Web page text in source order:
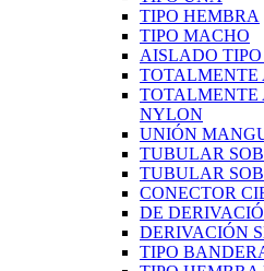
TIPO HEMBRA
TIPO MACHO
AISLADO TIPO
TOTALMENTE
NYLON
UNIÓN
TUBULAR
TUBULAR
CONECTOR
DE
DERIVACIÓN
TIPO